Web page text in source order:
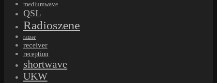
mediumwave
QSL
Radioszene
ratzer
receiver
reception
shortwave
UKW